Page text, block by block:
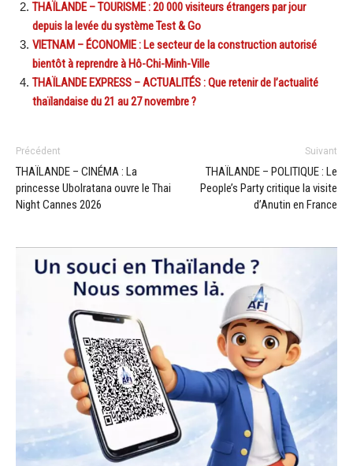
THAÏLANDE – TOURISME : 20 000 visiteurs étrangers par jour
depuis la levée du système Test & Go
VIETNAM – ÉCONOMIE : Le secteur de la construction autorisé
bientôt à reprendre à Hô-Chi-Minh-Ville
THAÏLANDE EXPRESS – ACTUALITÉS : Que retenir de l’actualité
thaïlandaise du 21 au 27 novembre ?
Précédent
THAÏLANDE – CINÉMA : La
princesse Ubolratana ouvre le Thai
Night Cannes 2026
Suivant
THAÏLANDE – POLITIQUE : Le
People’s Party critique la visite
d’Anutin en France